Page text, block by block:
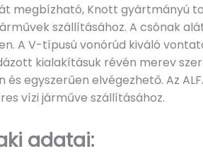
megbízható, Knott gyártmányú
szállításához. A csónak
A V-típusú vonórúd kiváló
kialakításuk révén merev
egyszerűen elvégezhető. Az
vízi járműve szállításához.
adatai: